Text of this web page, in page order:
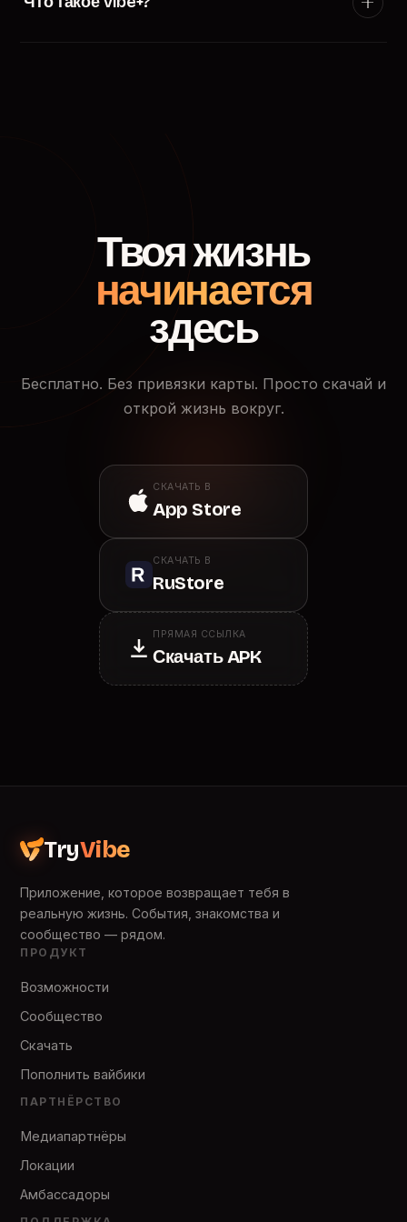
Твоя жизнь
начинается
здесь
Бесплатно. Без привязки карты. Просто скачай и
открой жизнь вокруг.
СКАЧАТЬ В
App Store
СКАЧАТЬ В
RuStore
ПРЯМАЯ ССЫЛКА
Скачать APK
TryVibe
Приложение, которое возвращает тебя в
реальную жизнь. События, знакомства и
сообщество — рядом.
ПРОДУКТ
Возможности
Сообщество
Скачать
Пополнить вайбики
ПАРТНЁРСТВО
Медиапартнёры
Локации
Амбассадоры